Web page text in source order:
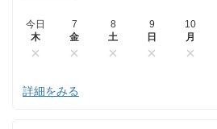
今日
木
7
金
8
土
9
日
10
月
詳細をみる